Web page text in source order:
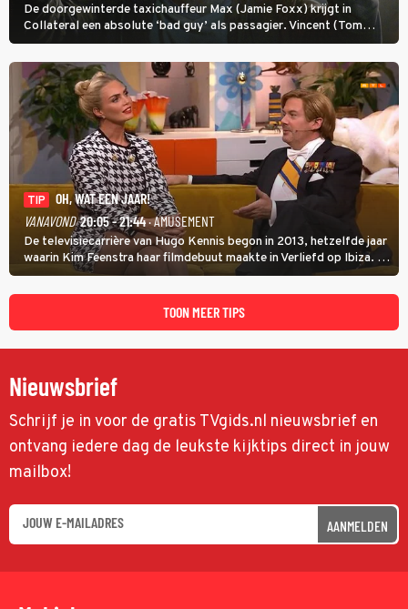
De doorgewinterde taxichauffeur Max (Jamie Foxx) krijgt in
Collateral een absolute ‘bad guy’ als passagier. Vincent (Tom
Cruise) heeft hem nodig om hem de stad door te loodsen om een
wel heel lugubere reden.
TIP
OH, WAT EEN JAAR!
VANAVOND 20:05 - 21:44· AMUSEMENT
De televisiecarrière van Hugo Kennis begon in 2013, hetzelfde jaar
waarin Kim Feenstra haar filmdebuut maakte in Verliefd op Ibiza. In
Oh, Wat een Jaar! wordt duidelijk wat ze nog meer weten van het
jaar waarin ze allebei eindtwintigers waren.
TOON MEER TIPS
Nieuwsbrief
Schrijf je in voor de gratis TVgids.nl nieuwsbrief en
ontvang iedere dag de leukste kijktips direct in jouw
mailbox!
AANMELDEN